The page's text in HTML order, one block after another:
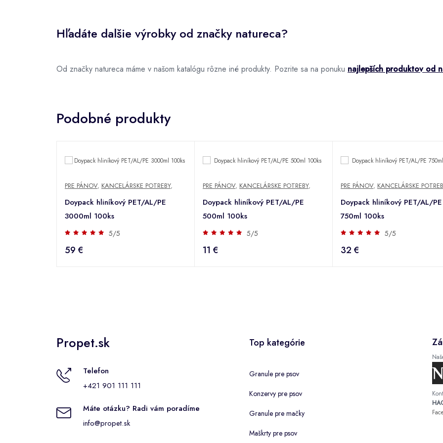
Hľadáte dalšie výrobky od značky natureca?
Od značky natureca máme v našom katalógu rôzne iné produkty. Pozrite sa na ponuku najlepších produktov od
Podobné produkty
PRE PÁNOV, KANCELÁRSKE POTREBY,
Doypack hliníkový PET/AL/PE
3000ml 100ks
5/5
59 €
PRE PÁNOV, KANCELÁRSKE POTREBY,
Doypack hliníkový PET/AL/PE
500ml 100ks
5/5
11 €
PRE PÁNOV, KANCELÁRSKE
Doypack hliníkový PET/AL/PE
750ml 100ks
5/5
32 €
Propet.sk
Telefon
+421 901 111 111
Máte otázku? Radi vám poradíme
info@propet.sk
Top kategórie
Granule pre psov
Konzervy pre psov
Granule pre mačky
Maškrty pre psov